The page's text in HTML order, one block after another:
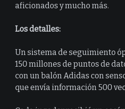
aficionados y mucho más.
Los detalles:
Un sistema de seguimiento
150 millones de puntos de
con un balón Adidas con
que envía información 500